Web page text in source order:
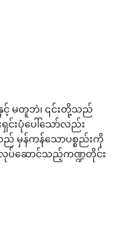
နှင့် မတူဘဲ၊ ၎င်းတို့သည်
းပုံပေါ်သော်လည်း
ည် မှန်ကန်သောပစ္စည်းကို
င့်လုပ်ဆောင်သည့်ကဏ္ဍတိုင်း